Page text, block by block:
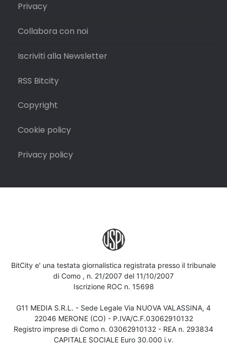
Privacy
Collabora con noi
Iscriviti alla Newsletter
RSS Bitcity
Copyright
Cookie policy
Privacy policy
BitCity e' una testata giornalistica registrata presso il tribunale
di Como , n. 21/2007 del 11/10/2007
Iscrizione ROC n. 15698
G11 MEDIA S.R.L. - Sede Legale Via NUOVA VALASSINA, 4
22046 MERONE (CO) - P.IVA/C.F.03062910132
Registro imprese di Como n. 03062910132 - REA n. 293834
CAPITALE SOCIALE Euro 30.000 i.v.